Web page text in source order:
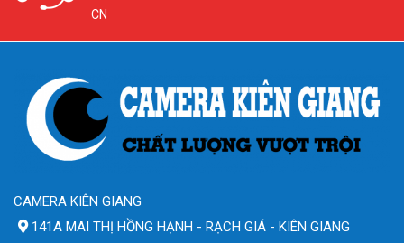
CN
CAMERA KIÊN GIANG
141A MAI THỊ HỒNG HẠNH - RẠCH GIÁ - KIÊN GIANG